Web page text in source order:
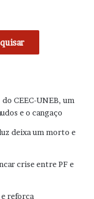
CEEC-UNEB, um
e o cangaço
deixa um morto e
crise entre PF e
reforça